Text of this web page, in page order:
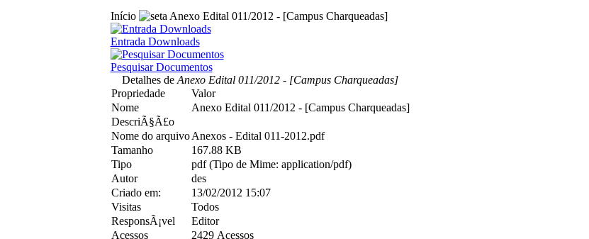
Início Anexo Edital 011/2012 - [Campus Charqueadas]
Entrada Downloads
Pesquisar Documentos
Detalhes de Anexo Edital 011/2012 - [Campus Charqueadas]
Propriedade
Valor
Nome
Anexo Edital 011/2012 - [Campus Charqueadas]
DescriÃ§Ã£o
Nome do arquivo Anexos - Edital 011-2012.pdf
Tamanho
167.88 KB
Tipo
pdf (Tipo de Mime: application/pdf)
Autor
des
Criado em:
13/02/2012 15:07
Visitas
Todos
ResponsÃ¡vel
Editor
Acessos
2429 Acessos